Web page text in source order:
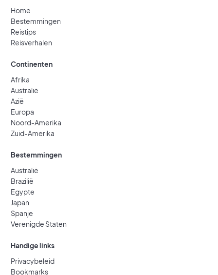
Home
Bestemmingen
Reistips
Reisverhalen
Continenten
Afrika
Australië
Azië
Europa
Noord-Amerika
Zuid-Amerika
Bestemmingen
Australië
Brazilië
Egypte
Japan
Spanje
Verenigde Staten
Handige links
Privacybeleid
Bookmarks